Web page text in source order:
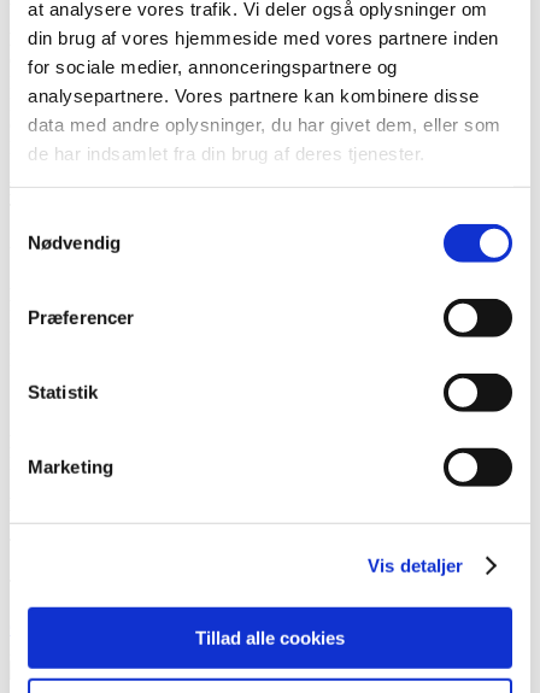
at analysere vores trafik. Vi deler også oplysninger om
din brug af vores hjemmeside med vores partnere inden
for sociale medier, annonceringspartnere og
analysepartnere. Vores partnere kan kombinere disse
data med andre oplysninger, du har givet dem, eller som
de har indsamlet fra din brug af deres tjenester.
Nødvendig
Præferencer
Statistik
Marketing
Vis detaljer
Tillad alle cookies
Medvirkende:
Camilla Maria Jørgensen
Klara Sofia Lind Witt
Grafik:
Nanna Ougaard Mahnecke
Koreograf:
Sound design:
Vera Sofie Gerup Schou
Emil Hansen
København K
Kontakt os